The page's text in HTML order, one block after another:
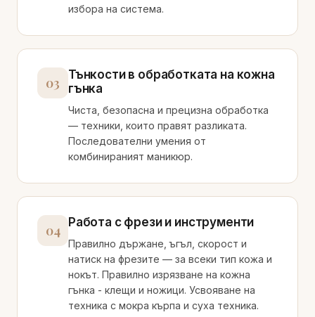
избора на система.
03
Тънкости в обработката на кожна
гънка
Чиста, безопасна и прецизна обработка
— техники, които правят разликата.
Последователни умения от
комбинираният маникюр.
04 Работа с фрези и инструменти
Правилно държане, ъгъл, скорост и
натиск на фрезите — за всеки тип кожа и
нокът. Правилно изрязване на кожна
гънка - клещи и ножици. Усвояване на
техника с мокра кърпа и суха техника.